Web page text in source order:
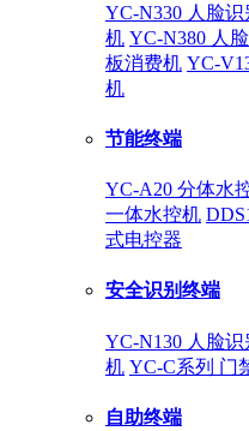
YC-N330 人脸
机 YC-N380 人
板消费机 YC-
机
节能终端
YC-A20 分体水
一体水控机
式电控器
安全识别终端
YC-N130 人脸
机 YC-C系列 门
自助终端